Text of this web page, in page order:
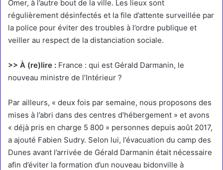
Omer, à l’autre bout de la ville. Les lieux sont
régulièrement désinfectés et la file d’attente surveillée par
la police pour éviter des troubles à l’ordre publique et
veiller au respect de la distanciation sociale.
>> À (re)lire : France : qui est Gérald Darmanin, le
nouveau ministre de l’Intérieur ?
Par ailleurs, « deux fois par semaine, nous proposons des
mises à l’abri dans des centres d’hébergement » et avons
« déjà pris en charge 5 800 » personnes depuis août 2017,
a ajouté Fabien Sudry. Selon lui, l’évacuation du camp des
Dunes avant l’arrivée de Gérald Darmanin était nécessaire
afin d’éviter la formation d’un nouveau bidonville à